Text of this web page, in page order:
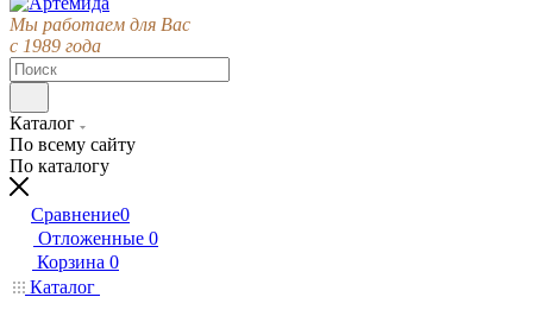
Мы работаем для Вас
с 1989 года
Каталог
По всему сайту
По каталогу
Сравнение0
Отложенные 0
Корзина 0
Каталог